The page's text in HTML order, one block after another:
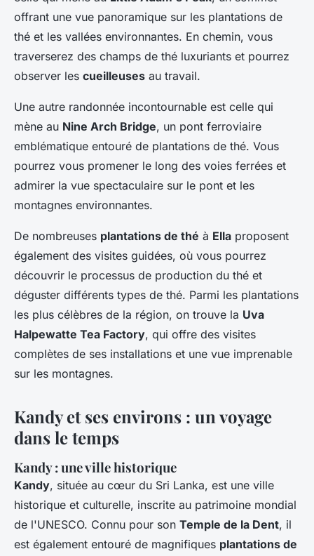
offrant une vue panoramique sur les plantations de
thé et les vallées environnantes. En chemin, vous
traverserez des champs de thé luxuriants et pourrez
observer les cueilleuses au travail.
Une autre randonnée incontournable est celle qui
mène au Nine Arch Bridge, un pont ferroviaire
emblématique entouré de plantations de thé. Vous
pourrez vous promener le long des voies ferrées et
admirer la vue spectaculaire sur le pont et les
montagnes environnantes.
De nombreuses plantations de thé à Ella proposent
également des visites guidées, où vous pourrez
découvrir le processus de production du thé et
déguster différents types de thé. Parmi les plantations
les plus célèbres de la région, on trouve la Uva
Halpewatte Tea Factory, qui offre des visites
complètes de ses installations et une vue imprenable
sur les montagnes.
Kandy et ses environs : un voyage
dans le temps
Kandy : une ville historique
Kandy, située au cœur du Sri Lanka, est une ville
historique et culturelle, inscrite au patrimoine mondial
de l'UNESCO. Connu pour son Temple de la Dent, il
est également entouré de magnifiques plantations de